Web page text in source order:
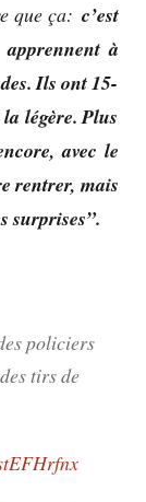
que ça: c’est
à
Ils ont 15-
légère. Plus
avec le
rentrer, mais
surprises”.
policiers
tirs de